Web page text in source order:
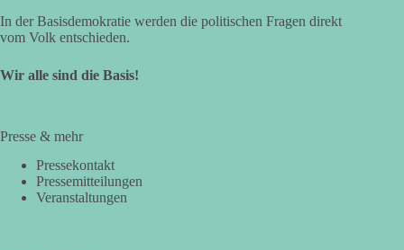
In der Basisdemokratie werden die politischen Fragen direkt
vom Volk entschieden.
Wir alle sind die Basis!
Presse & mehr
Pressekontakt
Pressemitteilungen
Veranstaltungen